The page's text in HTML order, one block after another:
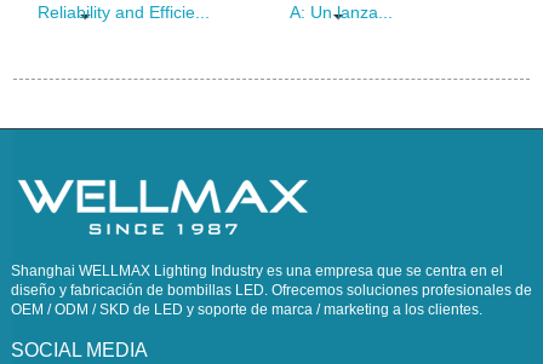
Reliability and Efficie...
A: Un lanza...
Shanghai WELLMAX Lighting Industry es una empresa que se centra en el
diseño y fabricación de bombillas LED. Ofrecemos soluciones profesionales de
OEM / ODM / SKD de LED y soporte de marca / marketing a los clientes.
SOCIAL MEDIA